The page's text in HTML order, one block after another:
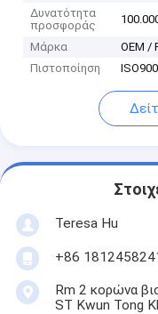
Δυνατότητα
προσφοράς
Μάρκα
OEM /
Πιστοποίηση
Teresa Hu
+86
Rm 2 κορώνα
ST Kwun Tong